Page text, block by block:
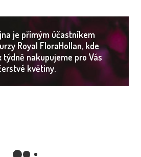
je přímým účastníkem
Royal FloraHollan, kde
týdně nakupujeme pro Vás
květiny.